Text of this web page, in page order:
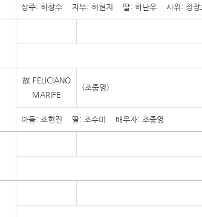
상주: 하창수 자부: 허현지 딸: 하난우 사위: 정장
故 FELICIANO
MARIFE
(조중영)
아들: 조현진 딸: 조수미 배우자: 조중영